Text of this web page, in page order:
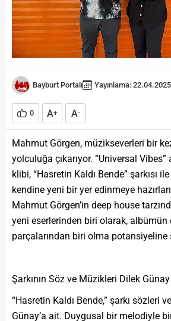
Bayburt Portalı Yayınlama:
0 A+ A-
Mahmut Görgen, müzikseverleri bir
yolculuğa çıkarıyor. “Universal
klibi, “Hasretin Kaldı Bende” şarkısı
kendine yeni bir yer edinmeye
Mahmut Görgen’in deep house
yeni eserlerinden biri olarak, albümün
parçalarından biri olma potansiyeline
Şarkının Söz ve Müzikleri Dilek
“Hasretin Kaldı Bende,” şarkı sözleri
Günay’a ait. Duygusal bir melodiyle